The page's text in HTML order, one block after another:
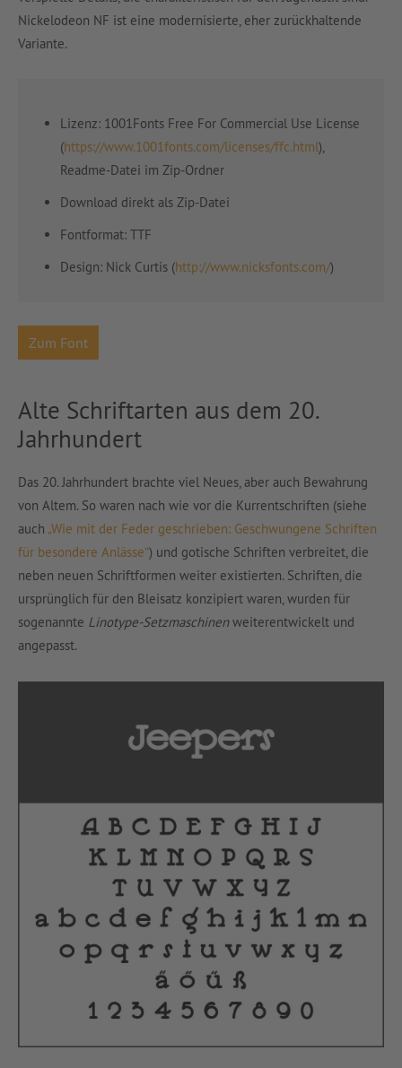
Nickelodeon NF ist eine modernisierte, eher zurückhaltende
Variante.
Lizenz: 1001Fonts Free For Commercial Use License
(https://www.1001fonts.com/licenses/ffc.html),
Readme-Datei im Zip-Ordner
Download direkt als Zip-Datei
Fontformat: TTF
Design: Nick Curtis (http://www.nicksfonts.com/)
Zum Font
Alte Schriftarten aus dem 20.
Jahrhundert
Das 20. Jahrhundert brachte viel Neues, aber auch Bewahrung
von Altem. So waren nach wie vor die Kurrentschriften (siehe
auch „Wie mit der Feder geschrieben: Geschwungene Schriften
für besondere Anlässe“) und gotische Schriften verbreitet, die
neben neuen Schriftformen weiter existierten. Schriften, die
ursprünglich für den Bleisatz konzipiert waren, wurden für
sogenannte Linotype-Setzmaschinenweiterentwickelt und
angepasst.